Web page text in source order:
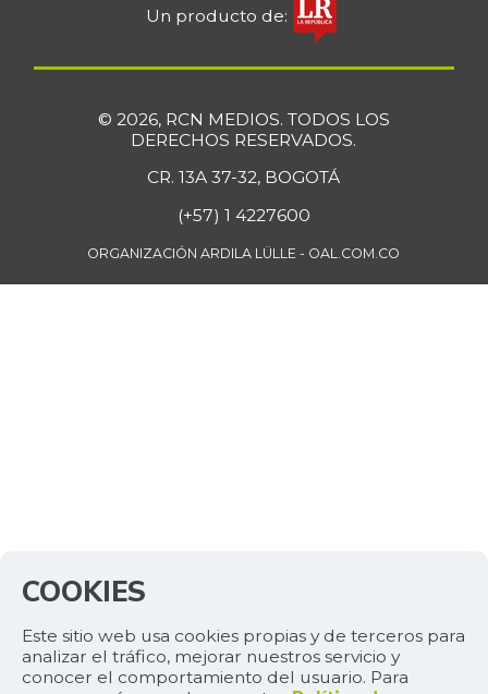
Un producto de:
© 2026, RCN MEDIOS. TODOS LOS
DERECHOS RESERVADOS.
CR. 13A 37-32, BOGOTÁ
(+57) 1 4227600
ORGANIZACIÓN ARDILA LÜLLE - OAL.COM.CO
COOKIES
Este sitio web usa cookies propias y de terceros para
analizar el tráfico, mejorar nuestros servicio y
conocer el comportamiento del usuario. Para